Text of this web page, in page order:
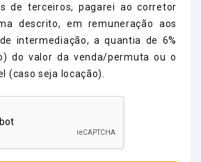
de terceiros, pagarei ao corretor
descrito, em remuneração aos
intermediação, a quantia de 6%
do valor da venda/permuta ou o
(caso seja locação).